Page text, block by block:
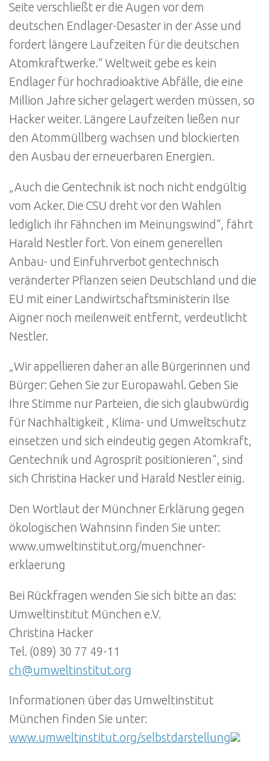
Seite verschließt er die Augen vor dem
deutschen Endlager-Desaster in der Asse und
fordert längere Laufzeiten für die deutschen
Atomkraftwerke.“ Weltweit gebe es kein
Endlager für hochradioaktive Abfälle, die eine
Million Jahre sicher gelagert werden müssen, so
Hacker weiter. Längere Laufzeiten ließen nur
den Atommüllberg wachsen und blockierten
den Ausbau der erneuerbaren Energien.
„Auch die Gentechnik ist noch nicht endgültig
vom Acker. Die CSU dreht vor den Wahlen
lediglich ihr Fähnchen im Meinungswind“, fährt
Harald Nestler fort. Von einem generellen
Anbau- und Einfuhrverbot gentechnisch
veränderter Pflanzen seien Deutschland und die
EU mit einer Landwirtschaftsministerin Ilse
Aigner noch meilenweit entfernt, verdeutlicht
Nestler.
„Wir appellieren daher an alle Bürgerinnen und
Bürger: Gehen Sie zur Europawahl. Geben Sie
Ihre Stimme nur Parteien, die sich glaubwürdig
für Nachhaltigkeit , Klima- und Umweltschutz
einsetzen und sich eindeutig gegen Atomkraft,
Gentechnik und Agrosprit positionieren“, sind
sich Christina Hacker und Harald Nestler einig.
Den Wortlaut der Münchner Erklärung gegen
ökologischen Wahnsinn finden Sie unter:
www.umweltinstitut.org/muenchner-
erklaerung
Bei Rückfragen wenden Sie sich bitte an das:
Umweltinstitut München e.V.
Christina Hacker
Tel. (089) 30 77 49-11
ch@umweltinstitut.org
Informationen über das Umweltinstitut
München finden Sie unter:
www.umweltinstitut.org/selbstdarstellung